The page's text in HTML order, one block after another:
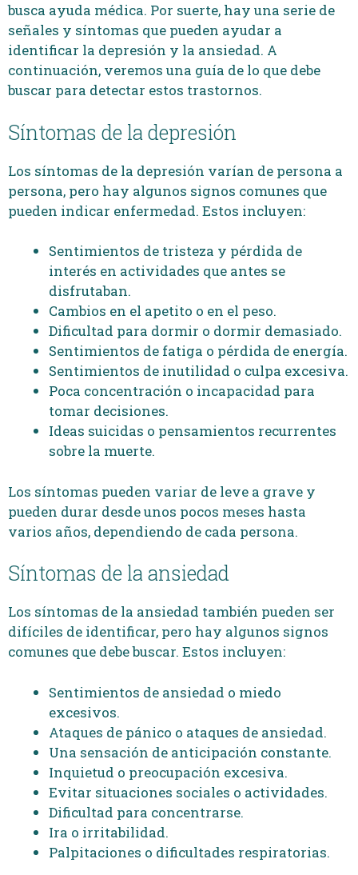
busca ayuda médica. Por suerte, hay una serie de
señales y síntomas que pueden ayudar a
identificar la depresión y la ansiedad. A
continuación, veremos una guía de lo que debe
buscar para detectar estos trastornos.
Síntomas de la depresión
Los síntomas de la depresión varían de persona a
persona, pero hay algunos signos comunes que
pueden indicar enfermedad. Estos incluyen:
Sentimientos de tristeza y pérdida de
interés en actividades que antes se
disfrutaban.
Cambios en el apetito o en el peso.
Dificultad para dormir o dormir demasiado.
Sentimientos de fatiga o pérdida de energía.
Sentimientos de inutilidad o culpa excesiva.
Poca concentración o incapacidad para
tomar decisiones.
Ideas suicidas o pensamientos recurrentes
sobre la muerte.
Los síntomas pueden variar de leve a grave y
pueden durar desde unos pocos meses hasta
varios años, dependiendo de cada persona.
Síntomas de la ansiedad
Los síntomas de la ansiedad también pueden ser
difíciles de identificar, pero hay algunos signos
comunes que debe buscar. Estos incluyen:
Sentimientos de ansiedad o miedo
excesivos.
Ataques de pánico o ataques de ansiedad.
Una sensación de anticipación constante.
Inquietud o preocupación excesiva.
Evitar situaciones sociales o actividades.
Dificultad para concentrarse.
Ira o irritabilidad.
Palpitaciones o dificultades respiratorias.